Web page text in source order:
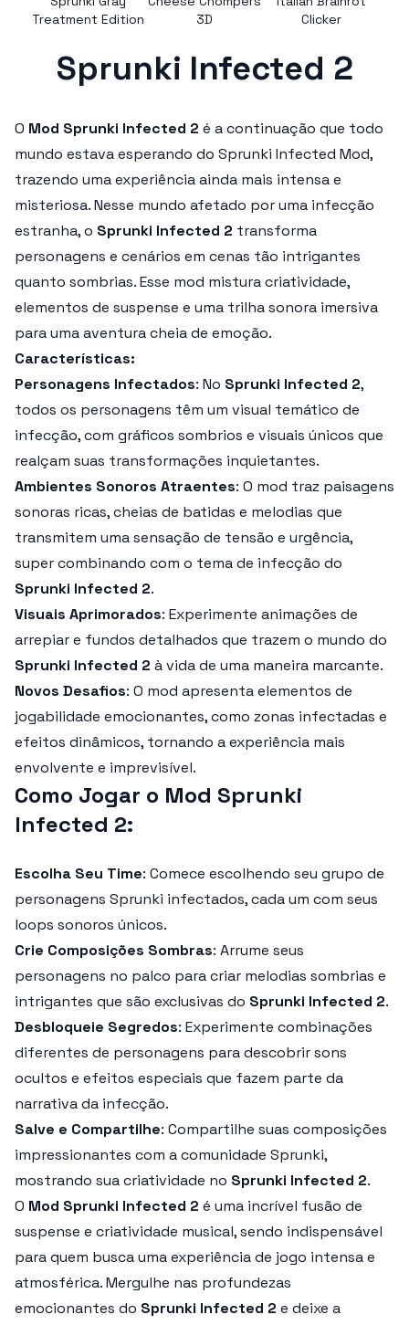
Treatment Edition
3D
Clicker
Sprunki Infected 2
O Mod Sprunki Infected 2 é a continuação que todo
mundo estava esperando do Sprunki Infected Mod,
trazendo uma experiência ainda mais intensa e
misteriosa. Nesse mundo afetado por uma infecção
estranha, o Sprunki Infected 2 transforma
personagens e cenários em cenas tão intrigantes
quanto sombrias. Esse mod mistura criatividade,
elementos de suspense e uma trilha sonora imersiva
para uma aventura cheia de emoção.
Características:
Personagens Infectados: No Sprunki Infected 2,
todos os personagens têm um visual temático de
infecção, com gráficos sombrios e visuais únicos que
realçam suas transformações inquietantes.
Ambientes Sonoros Atraentes: O mod traz paisagens
sonoras ricas, cheias de batidas e melodias que
transmitem uma sensação de tensão e urgência,
super combinando com o tema de infecção do
Sprunki Infected 2.
Visuais Aprimorados: Experimente animações de
arrepiar e fundos detalhados que trazem o mundo do
Sprunki Infected 2 à vida de uma maneira marcante.
Novos Desafios: O mod apresenta elementos de
jogabilidade emocionantes, como zonas infectadas e
efeitos dinâmicos, tornando a experiência mais
envolvente e imprevisível.
Como Jogar o Mod Sprunki
Infected 2:
Escolha Seu Time: Comece escolhendo seu grupo de
personagens Sprunki infectados, cada um com seus
loops sonoros únicos.
Crie Composições Sombras: Arrume seus
personagens no palco para criar melodias sombrias e
intrigantes que são exclusivas do Sprunki Infected 2.
Desbloqueie Segredos: Experimente combinações
diferentes de personagens para descobrir sons
ocultos e efeitos especiais que fazem parte da
narrativa da infecção.
Salve e Compartilhe: Compartilhe suas composições
impressionantes com a comunidade Sprunki,
mostrando sua criatividade no Sprunki Infected 2.
O Mod Sprunki Infected 2 é uma incrível fusão de
suspense e criatividade musical, sendo indispensável
para quem busca uma experiência de jogo intensa e
atmosférica. Mergulhe nas profundezas
emocionantes do Sprunki Infected 2 e deixe a